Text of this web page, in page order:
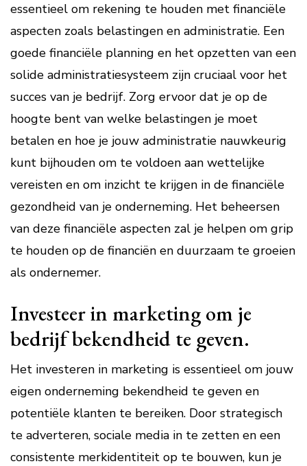
essentieel om rekening te houden met financiële
aspecten zoals belastingen en administratie. Een
goede financiële planning en het opzetten van een
solide administratiesysteem zijn cruciaal voor het
succes van je bedrijf. Zorg ervoor dat je op de
hoogte bent van welke belastingen je moet
betalen en hoe je jouw administratie nauwkeurig
kunt bijhouden om te voldoen aan wettelijke
vereisten en om inzicht te krijgen in de financiële
gezondheid van je onderneming. Het beheersen
van deze financiële aspecten zal je helpen om grip
te houden op de financiën en duurzaam te groeien
als ondernemer.
Investeer in marketing om je
bedrijf bekendheid te geven.
Het investeren in marketing is essentieel om jouw
eigen onderneming bekendheid te geven en
potentiële klanten te bereiken. Door strategisch
te adverteren, sociale media in te zetten en een
consistente merkidentiteit op te bouwen, kun je